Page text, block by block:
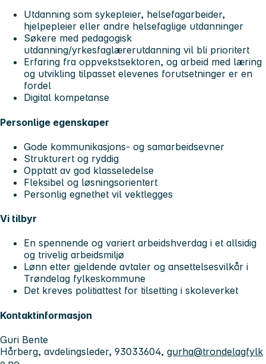
Utdanning som sykepleier, helsefagarbeider,
hjelpepleier eller andre helsefaglige utdanninger
Søkere med pedagogisk
utdanning/yrkesfaglærerutdanning vil bli prioritert
Erfaring fra oppvekstsektoren, og arbeid med læring
og utvikling tilpasset elevenes forutsetninger er en
fordel
Digital kompetanse
Personlige egenskaper
Gode kommunikasjons- og samarbeidsevner
Strukturert og ryddig
Opptatt av god klasseledelse
Fleksibel og løsningsorientert
Personlig egnethet vil vektlegges
Vi tilbyr
En spennende og variert arbeidshverdag i et allsidig
og trivelig arbeidsmiljø
Lønn etter gjeldende avtaler og ansettelsesvilkår i
Trøndelag fylkeskommune
Det kreves politiattest for tilsetting i skoleverket
Kontaktinformasjon
Guri Bente
Hårberg, avdelingsleder, 93033604, gurha@trondelagfylk